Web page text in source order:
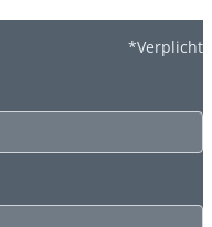
*Verplicht